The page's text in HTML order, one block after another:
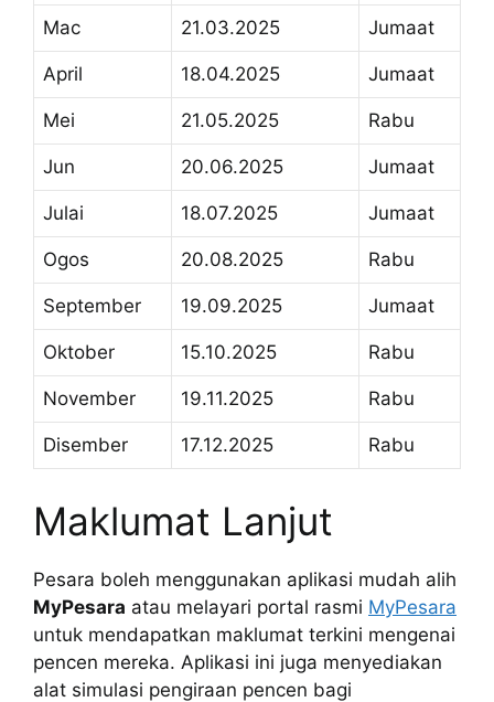
Mac 21.03.2025 Jumaat
April 18.04.2025 Jumaat
Mei 21.05.2025 Rabu
Jun 20.06.2025 Jumaat
Julai 18.07.2025 Jumaat
Ogos 20.08.2025 Rabu
September 19.09.2025 Jumaat
Oktober 15.10.2025 Rabu
November 19.11.2025 Rabu
Disember 17.12.2025 Rabu
Maklumat Lanjut
Pesara boleh menggunakan aplikasi mudah alih
MyPesara atau melayari portal rasmi MyPesara
untuk mendapatkan maklumat terkini mengenai
pencen mereka. Aplikasi ini juga menyediakan
alat simulasi pengiraan pencen bagi